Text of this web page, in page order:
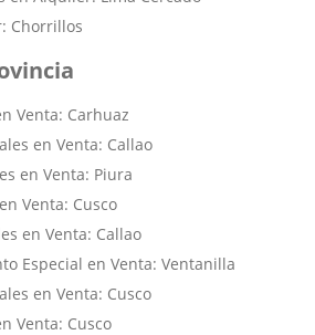
Chorrillos
Venta: Carhuaz
en Venta: Callao
en Venta: Piura
Venta: Cusco
en Venta: Callao
Especial en Venta: Ventanilla
en Venta: Cusco
Venta: Cusco